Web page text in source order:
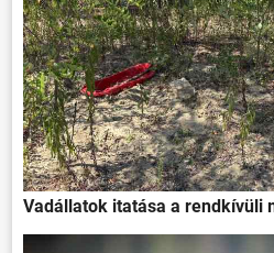
Vadállatok itatása a rendkívüli